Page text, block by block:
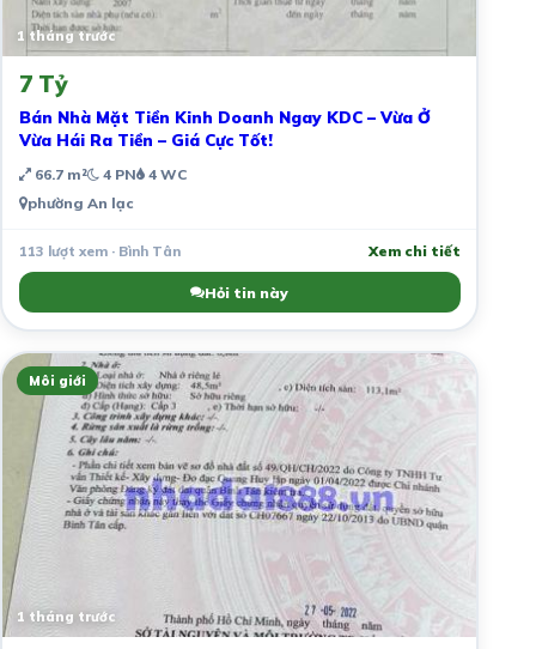
1 tháng trước
7 Tỷ
Bán Nhà Mặt Tiền Kinh Doanh Ngay KDC – Vừa Ở
Vừa Hái Ra Tiền – Giá Cực Tốt!
66.7 m² 4 PN 4 WC
phường An lạc
113 lượt xem · Bình Tân Xem chi tiết
Hỏi tin này
Môi giới
1 tháng trước